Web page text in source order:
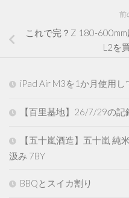
前
これで完？Z 180-
L2を
iPad Air M3を1か月使用し
【百里基地】26/7/29の記
【五十嵐酒造】五十嵐 純
汲み 7BY
BBQとスイカ割り